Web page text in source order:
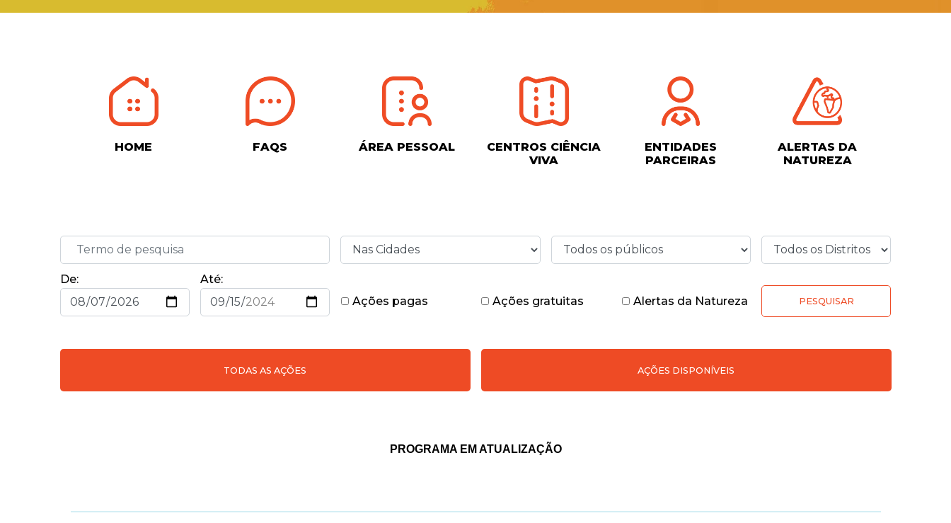
HOME FAQS ÁREA PESSOAL
CENTROS CIÊNCIA
VIVA
ENTIDADES
PARCEIRAS
ALERTAS DA
NATUREZA
De:
Até:
Ações pagas
Ações gratuitas Alertas da Natureza PESQUISAR
TODAS AS AÇÕES AÇÕES DISPONÍVEIS
PROGRAMA EM ATUALIZAÇÃO